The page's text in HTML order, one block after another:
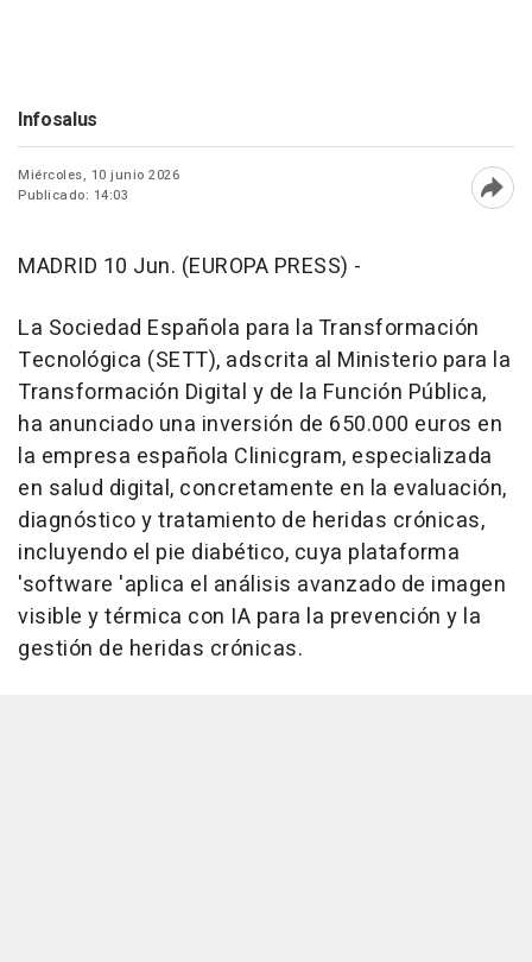
Infosalus
Miércoles, 10 junio 2026
Publicado: 14:03
MADRID 10 Jun. (EUROPA PRESS) -
La Sociedad Española para la Transformación
Tecnológica (SETT), adscrita al Ministerio para la
Transformación Digital y de la Función Pública,
ha anunciado una inversión de 650.000 euros en
la empresa española Clinicgram, especializada
en salud digital, concretamente en la evaluación,
diagnóstico y tratamiento de heridas crónicas,
incluyendo el pie diabético, cuya plataforma
'software 'aplica el análisis avanzado de imagen
visible y térmica con IA para la prevención y la
gestión de heridas crónicas.